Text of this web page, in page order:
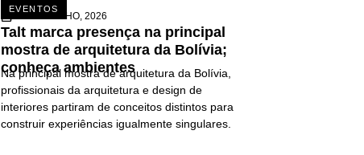
EVENTOS
26 DE JUNHO, 2026
Talt marca presença na principal
mostra de arquitetura da Bolívia;
conheça ambientes
Na principal mostra de arquitetura da Bolívia,
profissionais da arquitetura e design de
interiores partiram de conceitos distintos para
construir experiências igualmente singulares.